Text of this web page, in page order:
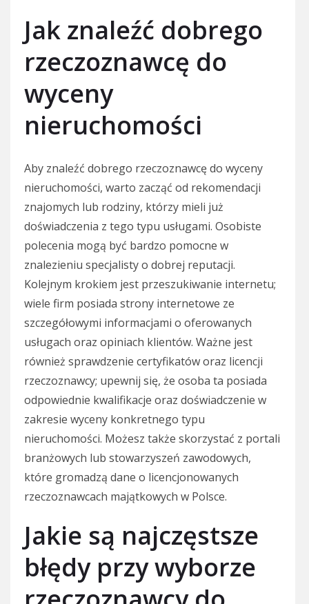
Jak znaleźć dobrego
rzeczoznawcę do
wyceny
nieruchomości
Aby znaleźć dobrego rzeczoznawcę do wyceny
nieruchomości, warto zacząć od rekomendacji
znajomych lub rodziny, którzy mieli już
doświadczenia z tego typu usługami. Osobiste
polecenia mogą być bardzo pomocne w
znalezieniu specjalisty o dobrej reputacji.
Kolejnym krokiem jest przeszukiwanie internetu;
wiele firm posiada strony internetowe ze
szczegółowymi informacjami o oferowanych
usługach oraz opiniach klientów. Ważne jest
również sprawdzenie certyfikatów oraz licencji
rzeczoznawcy; upewnij się, że osoba ta posiada
odpowiednie kwalifikacje oraz doświadczenie w
zakresie wyceny konkretnego typu
nieruchomości. Możesz także skorzystać z portali
branżowych lub stowarzyszeń zawodowych,
które gromadzą dane o licencjonowanych
rzeczoznawcach majątkowych w Polsce.
Jakie są najczęstsze
błędy przy wyborze